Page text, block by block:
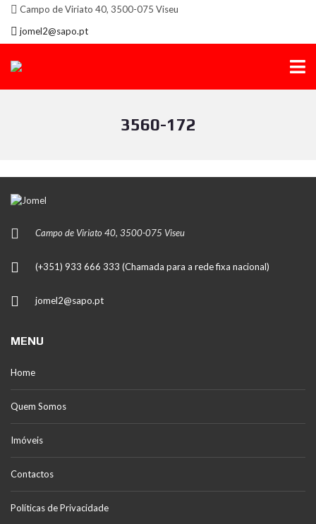
Campo de Viriato 40, 3500-075 Viseu
jomel2@sapo.pt
3560-172
Campo de Viriato 40, 3500-075 Viseu
(+351) 933 666 333 (Chamada para a rede fixa nacional)
jomel2@sapo.pt
MENU
Home
Quem Somos
Imóveis
Contactos
Políticas de Privacidade